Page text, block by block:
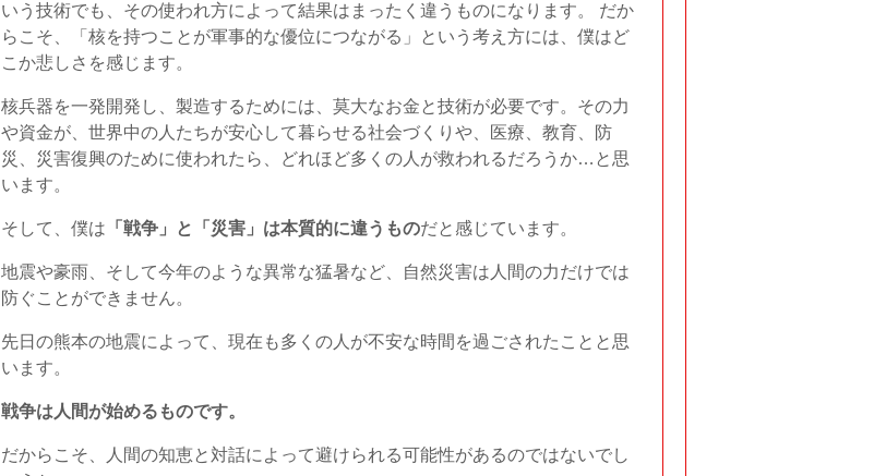
いう技術でも、その使われ方によって結果はまったく違うものになります。 だか
らこそ、「核を持つことが軍事的な優位につながる」という考え方には、僕はど
こか悲しさを感じます。
核兵器を一発開発し、製造するためには、莫大なお金と技術が必要です。その力
や資金が、世界中の人たちが安心して暮らせる社会づくりや、医療、教育、防
災、災害復興のために使われたら、どれほど多くの人が救われるだろうか…と思
います。
そして、僕は 「戦争」と「災害」は本質的に違うものだと感じています。
地震や豪雨、そして今年のような異常な猛暑など、自然災害は人間の力だけでは
防ぐことができません。
先日の熊本の地震によって、現在も多くの人が不安な時間を過ごされたことと思
います。
戦争は人間が始めるものです。
だからこそ、人間の知恵と対話によって避けられる可能性があるのではないでし